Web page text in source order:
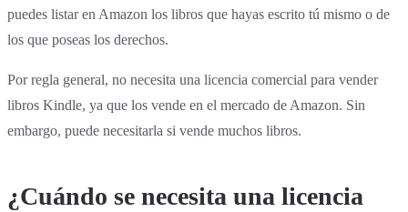
puedes listar en Amazon los libros que hayas escrito tú mismo o de
los que poseas los derechos.
Por regla general, no necesita una licencia comercial para vender
libros Kindle, ya que los vende en el mercado de Amazon. Sin
embargo, puede necesitarla si vende muchos libros.
¿Cuándo se necesita una licencia